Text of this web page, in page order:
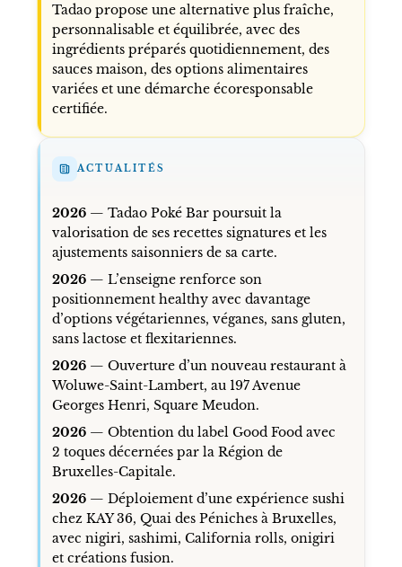
Tadao propose une alternative plus fraîche,
personnalisable et équilibrée, avec des
ingrédients préparés quotidiennement, des
sauces maison, des options alimentaires
variées et une démarche écoresponsable
certifiée.
ACTUALITÉS
2026— Tadao Poké Bar poursuit la
valorisation de ses recettes signatures et les
ajustements saisonniers de sa carte.
2026— L’enseigne renforce son
positionnement healthy avec davantage
d’options végétariennes, véganes, sans gluten,
sans lactose et flexitariennes.
2026— Ouverture d’un nouveau restaurant à
Woluwe-Saint-Lambert, au 197 Avenue
Georges Henri, Square Meudon.
2026— Obtention du label Good Food avec
2 toques décernées par la Région de
Bruxelles-Capitale.
2026— Déploiement d’une expérience sushi
chez KAY 36, Quai des Péniches à Bruxelles,
avec nigiri, sashimi, California rolls, onigiri
et créations fusion.